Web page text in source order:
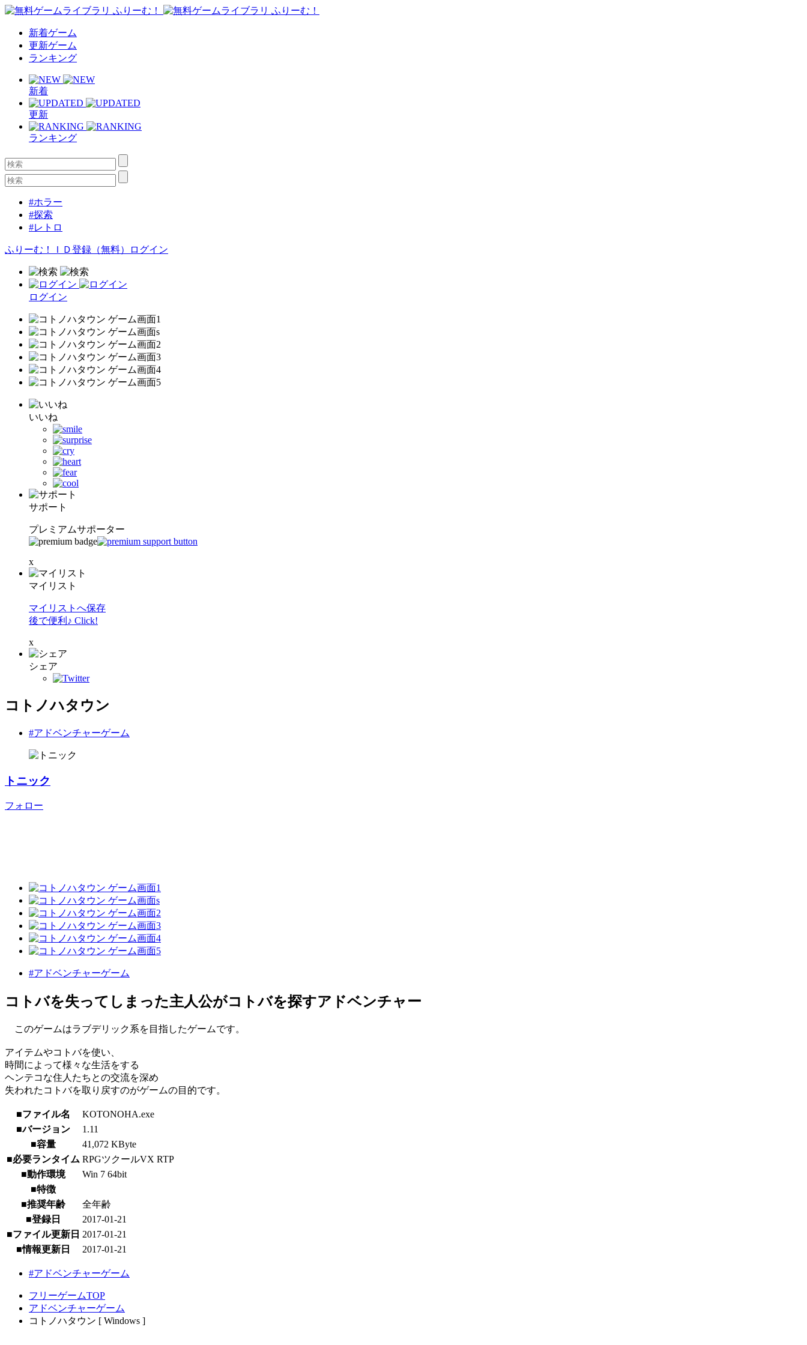
新着ゲーム
更新ゲーム
ランキング
新着
更新
ランキング
#ホラー
#探索
#レトロ
ふりーむ！ＩＤ登録（無料） ログイン
ログイン
いいね
サポート
プレミアムサポーター
x
マイリスト
マイリストへ保存
後で便利♪ Click!
x
シェア
コトノハタウン
#アドベンチャーゲーム
トニック
フォロー
#アドベンチャーゲーム
コトバを失ってしまった主人公がコトバを探すアドベンチャー
このゲームはラブデリック系を目指したゲームです。
アイテムやコトバを使い、
時間によって様々な生活をする
ヘンテコな住人たちとの交流を深め
失われたコトバを取り戻すのがゲームの目的です。
■ファイル名
KOTONOHA.exe
■バージョン
1.11
■容量
41,072 KByte
■必要ランタイム RPGツクールVX RTP
■動作環境
Win 7 64bit
■特徴
■推奨年齢
全年齢
■登録日
2017-01-21
■ファイル更新日 2017-01-21
■情報更新日
2017-01-21
#アドベンチャーゲーム
フリーゲームTOP
アドベンチャーゲーム
コトノハタウン [ Windows ]